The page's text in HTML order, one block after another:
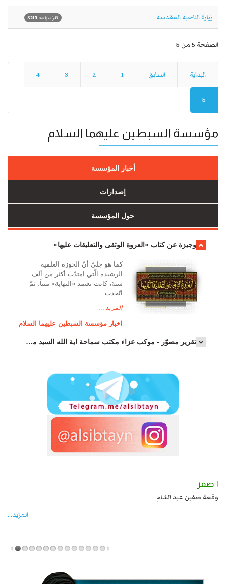
زيارة الناحية المقدسة الزيارات: 5213
الصفحة 5 من 5
البداية السابق 1
2
3
4
5
مؤسسة السبطين عليهما السلام
أخبار المؤسسة
إصدارات
حول المؤسسة
وجیزة عن کتاب «العروة الوثقی والتعلیقات علیها»
کما هو جليّ أنّ الحوزة العلمیة
الرشیدة الّتي امتدّت أكثر من ألف
سنة، كانت تعتمد «النهاية» متناً، ثمّ
اتّخذت
المزيد...
اخبار مؤسسة السبطين عليهما السلام
تقرير مصوّر - موكب عزاء مکتب سماحة اية الله السيد مرتضى الموسوي الاصفهاني في يوم إستشهاد السيدة فاطم...
بن الحسين عليهما السلام قتل صاحب الزنج